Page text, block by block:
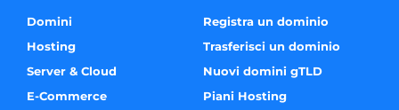
Domini
Hosting
Server & Cloud
E-Commerce
Registra un dominio
Trasferisci un dominio
Nuovi domini gTLD
Piani Hosting